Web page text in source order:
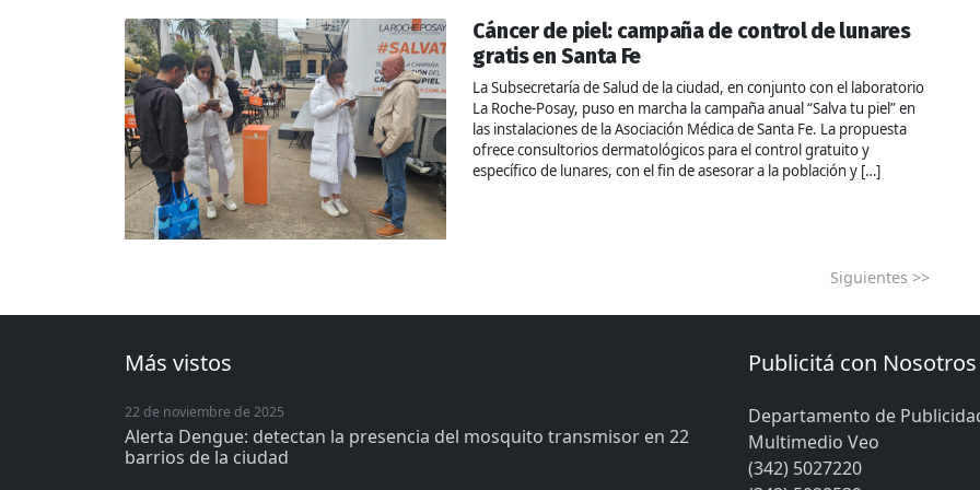
Cáncer de piel: campaña de control de lunares
gratis en Santa Fe
La Subsecretaría de Salud de la ciudad, en conjunto con el laboratorio
La Roche-Posay, puso en marcha la campaña anual “Salva tu piel” en
las instalaciones de la Asociación Médica de Santa Fe. La propuesta
ofrece consultorios dermatológicos para el control gratuito y
específico de lunares, con el fin de asesorar a la población y […]
Siguientes >>
Más vistos
22 de noviembre de 2025
Alerta Dengue: detectan la presencia del mosquito transmisor en 22
barrios de la ciudad
Publicitá con Nosotros
Departamento de
Multimedio Veo
(342) 5027220